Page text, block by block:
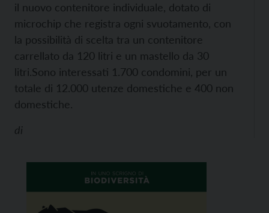
il nuovo contenitore individuale, dotato di
microchip che registra ogni svuotamento, con
la possibilità di scelta tra un contenitore
carrellato da 120 litri e un mastello da 30
litri.Sono interessati 1.700 condomini, per un
totale di 12.000 utenze domestiche e 400 non
domestiche.
di